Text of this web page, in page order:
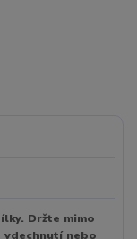
Držte mimo
nebo